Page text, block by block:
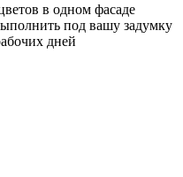
в одном фасаде
под вашу задумку
дней